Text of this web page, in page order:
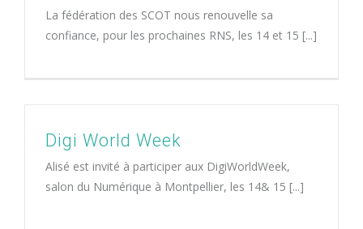
La fédération des SCOT nous renouvelle sa
confiance, pour les prochaines RNS, les 14 et 15 [...]
Digi World Week
Alisé est invité à participer aux DigiWorldWeek,
salon du Numérique à Montpellier, les 14& 15 [...]